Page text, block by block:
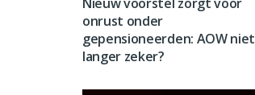
onrust onder
gepensioneerden: AOW niet
langer zeker?